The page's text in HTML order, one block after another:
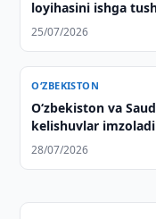
loyihasini ishga
25/07/2026
O‘ZBEKISTON
Oʻzbekiston va
kelishuvlar imzoladi
28/07/2026